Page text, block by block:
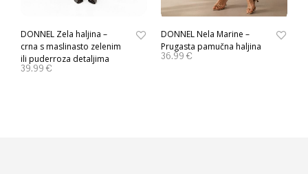
DONNEL Zela haljina –
crna s maslinasto zelenim
ili puderroza detaljima
39.99 €
DONNEL Nela Marine –
Prugasta pamučna haljina
36.99 €